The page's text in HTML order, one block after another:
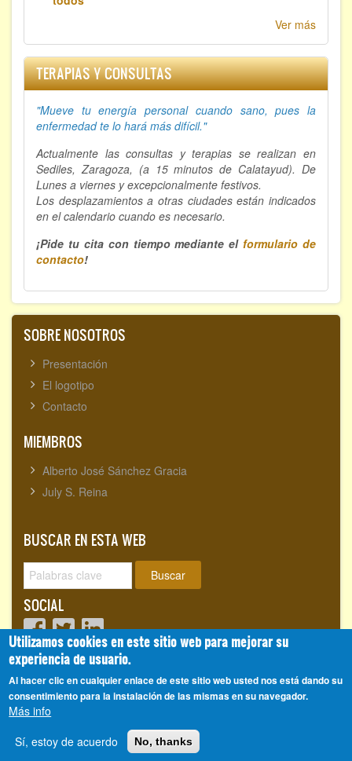
Ver más
TERAPIAS Y CONSULTAS
"Mueve tu energía personal cuando sano, pues la
enfermedad te lo hará más difícil."
Actualmente las consultas y terapias se realizan en
Sediles, Zaragoza, (a 15 minutos de Calatayud). De
Lunes a viernes y excepcionalmente festivos.
Los desplazamientos a otras ciudades están indicados
en el calendario cuando es necesario.
¡Pide tu cita con tiempo mediante el formulario de
contacto!
SOBRE NOSOTROS
Presentación
El logotipo
Contacto
MIEMBROS
Alberto José Sánchez Gracia
July S. Reina
BUSCAR EN ESTA WEB
Buscar
SOCIAL
Visitantes totales:1720153
© 2008 - 2026, CienciasEvolutivas.com®
Utilizamos cookies en este sitio web para mejorar su
experiencia de usuario.
Al hacer clic en cualquier enlace de este sitio web usted nos está dando su
consentimiento para la instalación de las mismas en su navegador.
Más info
Sí, estoy de acuerdo
No, thanks